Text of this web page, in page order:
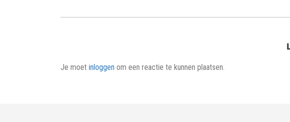
Je moet inloggen om een reactie te kunnen plaatsen.